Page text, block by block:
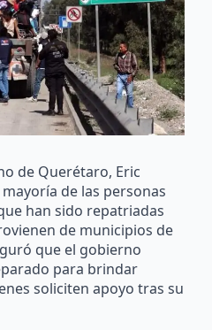
de Querétaro, Eric
de las personas
han sido repatriadas
de municipios de
que el gobierno
para brindar
soliciten apoyo tras su